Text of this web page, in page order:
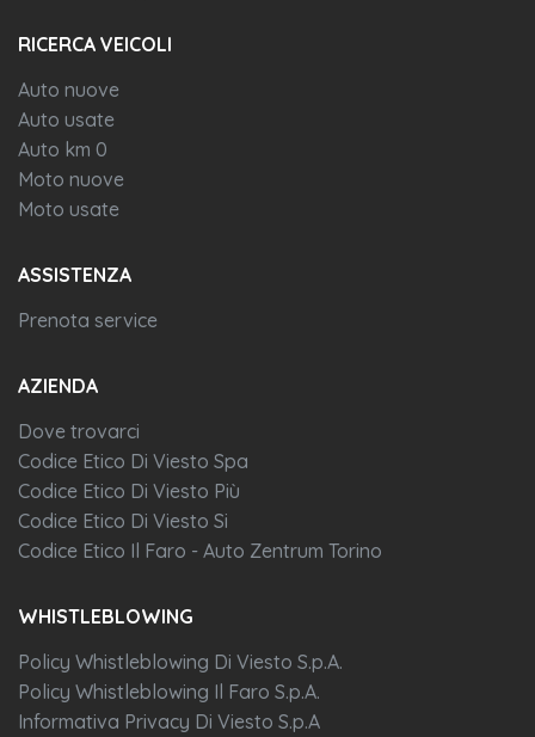
RICERCA VEICOLI
Auto nuove
Auto usate
Auto km 0
Moto nuove
Moto usate
ASSISTENZA
Prenota service
AZIENDA
Dove trovarci
Codice Etico Di Viesto Spa
Codice Etico Di Viesto Più
Codice Etico Di Viesto Si
Codice Etico Il Faro - Auto Zentrum Torino
WHISTLEBLOWING
Policy Whistleblowing Di Viesto S.p.A.
Policy Whistleblowing Il Faro S.p.A.
Informativa Privacy Di Viesto S.p.A